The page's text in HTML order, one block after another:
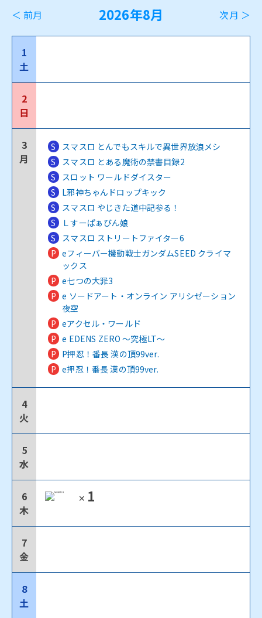
＜ 前月 2026年8月 次月 ＞
1
土
2
日
3
月
S
スマスロ とんでもスキルで異世界放浪メシ
S
スマスロ とある魔術の禁書目録2
S
スロット ワールドダイスター
S
L邪神ちゃんドロップキック
S
スマスロ やじきた道中記参る！
S
Ｌすーぱぁびん娘
S
スマスロ ストリートファイター6
P eフィーバー機動戦士ガンダムSEED クライマ
ックス
P e七つの大罪3
P e ソードアート・オンライン アリシゼーション
夜空
P eアクセル・ワールド
P e EDENS ZERO ～究極LT～
P P押忍！番長 漢の頂99ver.
P e押忍！番長 漢の頂99ver.
4
火
5
水
6
木
✕ 1
7
金
8
土